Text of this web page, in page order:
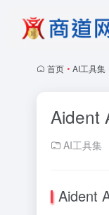
首页 • AI工具集
Aident
AI工具集
Aident